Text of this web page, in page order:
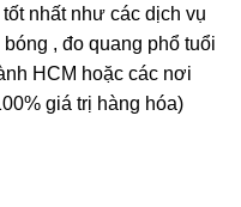
mà tạo ra được với số
nhất như các dịch vụ
, đo quang phổ tuổi
HCM hoặc các nơi
giá trị hàng hóa)